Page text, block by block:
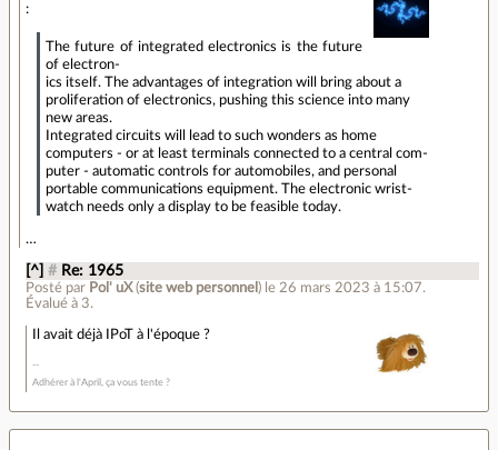
:
The future of integrated electronics is the future
of electron-
ics itself. The advantages of integration will bring about a
proliferation of electronics, pushing this science into many
new areas.
Integrated circuits will lead to such wonders as home
computers - or at least terminals connected to a central com-
puter - automatic controls for automobiles, and personal
portable communications equipment. The electronic wrist-
watch needs only a display to be feasible today.
…
[^] # Re: 1965
Posté par Pol' uX (site web personnel ) le 26 mars 2023 à 15:07.
Évalué à 3.
Il avait déjà IPoT à l'époque ?
Adhérer à l'April, ça vous tente ?